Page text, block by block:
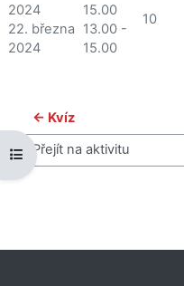
Otevřít indexu kurzu
2024
22. března
2024
15.00
13.00 -
15.00
10
← Kvíz
Přejít na aktivitu